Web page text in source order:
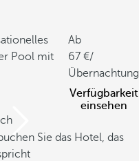
Pool mit
Ab
67
/
Übernachtung
Verfügbarkeit
einsehen
Sie das Hotel, das